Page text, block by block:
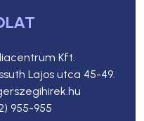
Kft.
Lajos utca 45-49.
955-955